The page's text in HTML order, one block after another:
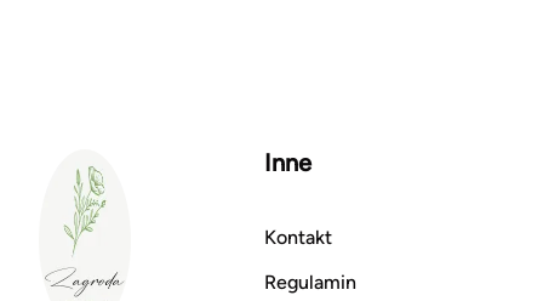
Inne
Kontakt
Regulamin